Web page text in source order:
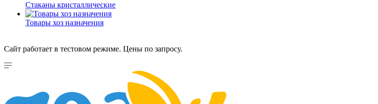
Стаканы кристаллические
Товары хоз назначения
Сайт работает в тестовом режиме. Цены по запросу.